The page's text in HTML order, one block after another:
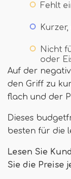
Fehlt
Nicht
oder
Auf der
den Griff zu
flach und der
Dieses
besten für die
Lesen Sie
Sie die Preise